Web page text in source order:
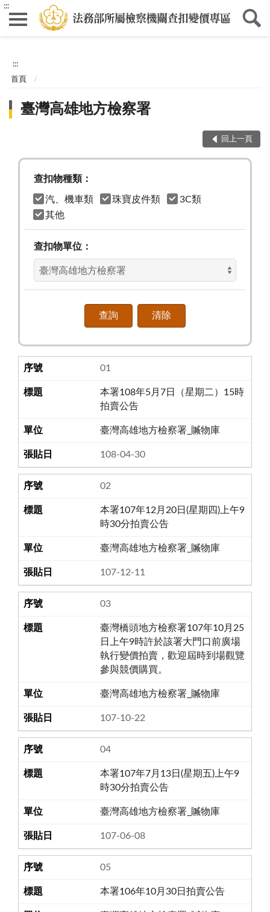
:::
:::
首頁
臺灣高雄地方檢察署
回上一頁
查扣物種類：
汽、機車類 珠寶皮件類
3C類
其他
查扣物單位：
01
本署108年5月7日（星期二）15時
拍賣公告
臺灣高雄地方檢察署_贓物庫
108-04-30
02
本署107年12月20日(星期四)上午9
時30分拍賣公告
臺灣高雄地方檢察署_贓物庫
107-12-11
03
臺灣橋頭地方檢察署107年10月25
日上午9時許於該署大門口前廣場
執行變價拍賣，歡迎屆時到場觀覽
參與競價購買。
臺灣高雄地方檢察署_贓物庫
107-10-22
04
本署107年7月13日(星期五)上午9
時30分拍賣公告
臺灣高雄地方檢察署_贓物庫
107-06-08
05
本署106年10月30日拍賣公告